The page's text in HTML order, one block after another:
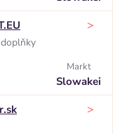
>
Markt
Slowakei
>